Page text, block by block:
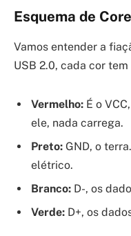
Esquema de
Vamos entender a
USB 2.0, cada cor
Vermelho: É o
ele, nada carrega.
Preto: GND, o
elétrico.
Branco: D-, os
Verde: D+, os